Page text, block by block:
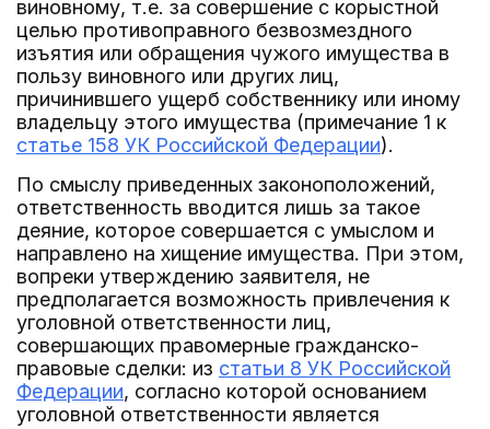
виновному, т.е. за совершение с корыстной
целью противоправного безвозмездного
изъятия или обращения чужого имущества в
пользу виновного или других лиц,
причинившего ущерб собственнику или иному
владельцу этого имущества (примечание 1 к
статье 158 УК Российской Федерации).
По смыслу приведенных законоположений,
ответственность вводится лишь за такое
деяние, которое совершается с умыслом и
направлено на хищение имущества. При этом,
вопреки утверждению заявителя, не
предполагается возможность привлечения к
уголовной ответственности лиц,
совершающих правомерные гражданско-
правовые сделки: из статьи 8 УК Российской
Федерации, согласно которой основанием
уголовной ответственности является